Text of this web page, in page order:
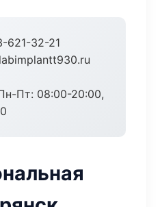
621-32-21
Пт: 08:00-20:00,